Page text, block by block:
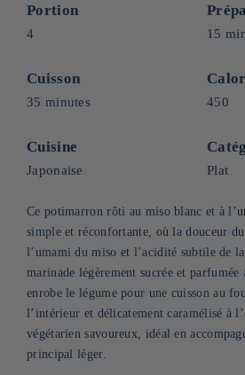
Portion
4 15
Cuisson
35 minutes 450
Cuisine
Japonaise Plat
Ce potimarron rôti au miso blanc et à
simple et réconfortante, où la douceur
l’umami du miso et l’acidité subtile de
marinade légèrement sucrée et parfumée
enrobe le légume pour une cuisson au
l’intérieur et délicatement caramélisé à
végétarien savoureux, idéal en
principal léger.